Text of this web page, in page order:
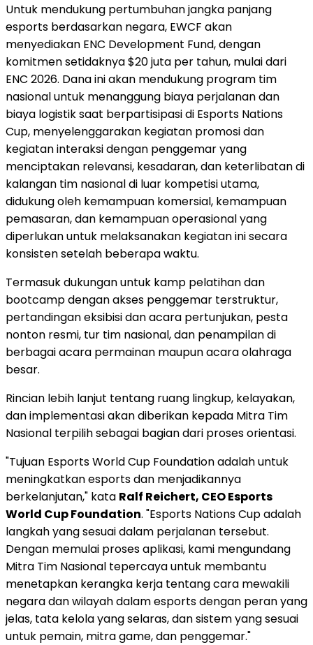
Untuk mendukung pertumbuhan jangka panjang
esports berdasarkan negara, EWCF akan
menyediakan ENC Development Fund, dengan
komitmen setidaknya $20 juta per tahun, mulai dari
ENC 2026. Dana ini akan mendukung program tim
nasional untuk menanggung biaya perjalanan dan
biaya logistik saat berpartisipasi di Esports Nations
Cup, menyelenggarakan kegiatan promosi dan
kegiatan interaksi dengan penggemar yang
menciptakan relevansi, kesadaran, dan keterlibatan di
kalangan tim nasional di luar kompetisi utama,
didukung oleh kemampuan komersial, kemampuan
pemasaran, dan kemampuan operasional yang
diperlukan untuk melaksanakan kegiatan ini secara
konsisten setelah beberapa waktu.
Termasuk dukungan untuk kamp pelatihan dan
bootcamp dengan akses penggemar terstruktur,
pertandingan eksibisi dan acara pertunjukan, pesta
nonton resmi, tur tim nasional, dan penampilan di
berbagai acara permainan maupun acara olahraga
besar.
Rincian lebih lanjut tentang ruang lingkup, kelayakan,
dan implementasi akan diberikan kepada Mitra Tim
Nasional terpilih sebagai bagian dari proses orientasi.
"Tujuan Esports World Cup Foundation adalah untuk
meningkatkan esports dan menjadikannya
berkelanjutan," kata Ralf Reichert, CEO Esports
World Cup Foundation. "Esports Nations Cup adalah
langkah yang sesuai dalam perjalanan tersebut.
Dengan memulai proses aplikasi, kami mengundang
Mitra Tim Nasional tepercaya untuk membantu
menetapkan kerangka kerja tentang cara mewakili
negara dan wilayah dalam esports dengan peran yang
jelas, tata kelola yang selaras, dan sistem yang sesuai
untuk pemain, mitra game, dan penggemar."